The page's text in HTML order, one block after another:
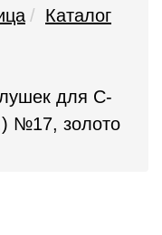
Каталог
для С-
№17, золото